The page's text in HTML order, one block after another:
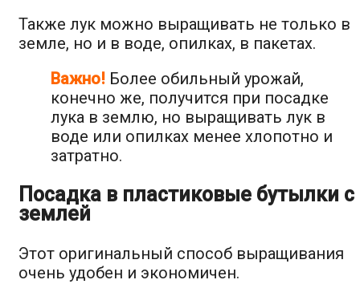
Также лук можно выращивать не только в
земле, но и в воде, опилках, в пакетах.
Важно! Более обильный урожай,
конечно же, получится при посадке
лука в землю, но выращивать лук в
воде или опилках менее хлопотно и
затратно.
Посадка в пластиковые бутылки с
землей
Этот оригинальный способ выращивания
очень удобен и экономичен.